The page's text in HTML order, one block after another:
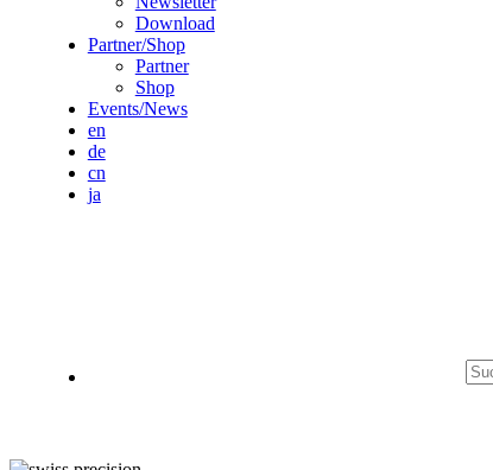
Download
Partner/Shop
Partner
Shop
Events/News
en
de
cn
ja